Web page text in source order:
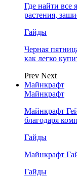
Где найти все
растения,
Гайды
Черная
как легко
Prev Next
Майнкрафт
Майнкрафт
Майнкрафт
благодаря
Гайды
Майнкрафт
Гайды